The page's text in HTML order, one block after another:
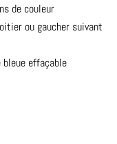
de couleur
ou gaucher suivant
bleue effaçable